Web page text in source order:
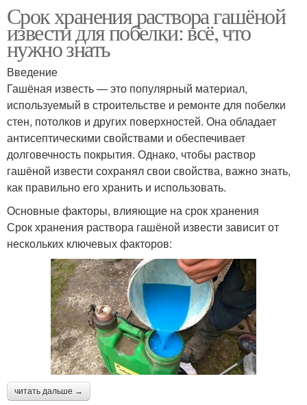
Срок хранения раствора гашёной
извести для побелки: всё, что
нужно знать
Введение
Гашёная известь — это популярный материал,
используемый в строительстве и ремонте для побелки
стен, потолков и других поверхностей. Она обладает
антисептическими свойствами и обеспечивает
долговечность покрытия. Однако, чтобы раствор
гашёной извести сохранял свои свойства, важно знать,
как правильно его хранить и использовать.
Основные факторы, влияющие на срок хранения
Срок хранения раствора гашёной извести зависит от
нескольких ключевых факторов:
читать дальше →